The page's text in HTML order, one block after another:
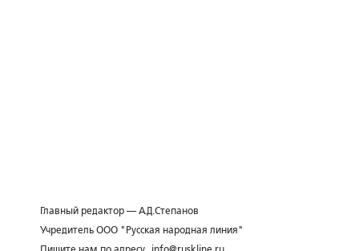
Главный редактор — А.Д.Степанов
Учредитель ООО "Русская народная линия"